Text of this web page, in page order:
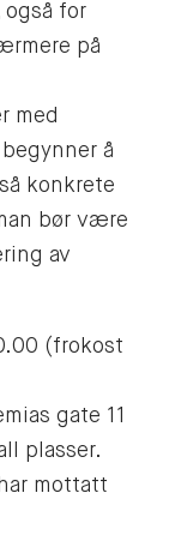
også for
på
med
å
konkrete
bør være
av
(frokost
gate 11
plasser.
mottatt